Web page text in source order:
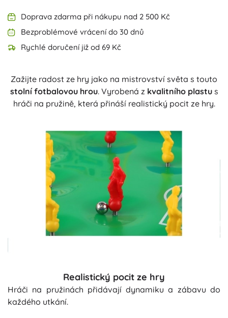
Doprava zdarma při nákupu nad 2 500 Kč
Bezproblémové vrácení do 30 dnů
Rychlé doručení již od 69 Kč
Zažijte radost ze hry jako na mistrovství světa s touto
stolní fotbalovou hrou. Vyrobená z kvalitního plastus
hráči na pružině, která přináší realistický pocit ze hry.
Realistický pocit ze hry
Hráči na pružinách přidávají dynamiku a zábavu do
každého utkání.